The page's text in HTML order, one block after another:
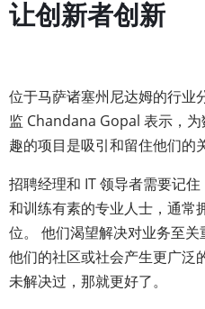
让创新者创新
位于马萨诸塞州尼达姆的行业
监 Chandana Gopal 表示，
趣的项目是吸引和留住他们的
招聘经理和 IT 领导者需要记
和训练有素的专业人士，通常
位。 他们渴望解决对业务至关
他们的社区或社会产生更广泛
未解决过，那就更好了。